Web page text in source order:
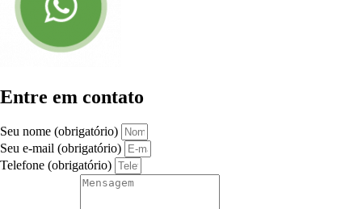
Entre em contato
Seu nome (obrigatório)
Seu e-mail (obrigatório)
Telefone (obrigatório)